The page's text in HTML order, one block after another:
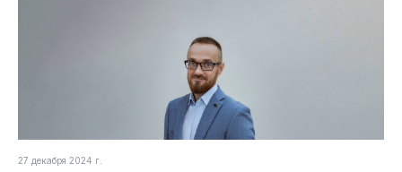
27 декабря 2024 г.